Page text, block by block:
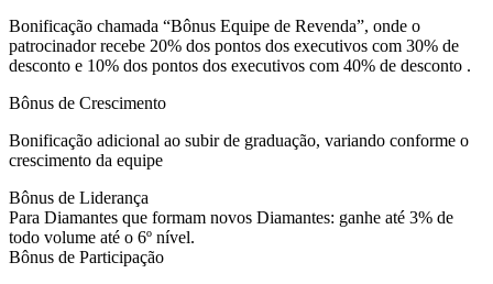
Bonificação chamada “Bônus Equipe de Revenda”, onde o
patrocinador recebe 20% dos pontos dos executivos com 30% de
desconto e 10% dos pontos dos executivos com 40% de desconto .
Bônus de Crescimento
Bonificação adicional ao subir de graduação, variando conforme o
crescimento da equipe
Bônus de Liderança
Para Diamantes que formam novos Diamantes: ganhe até 3% de
todo volume até o 6º nível.
Bônus de Participação